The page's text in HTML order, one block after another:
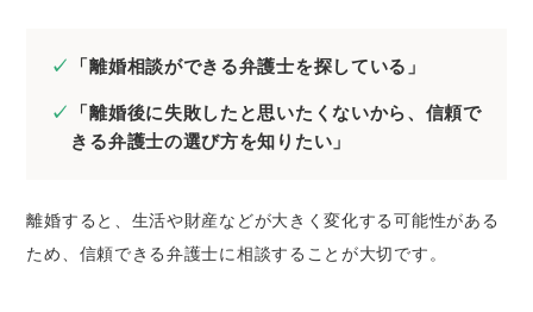
1.離婚分野に注力している
3.話しやすくて親身に相談に乗ってくれる弁
護士である
5.リスクやデメリットも説明してくれる
6.探偵など他の専門家との繋がりがある
「離婚相談ができる弁護士を探している」
「離婚後に失敗したと思いたくないから、信頼で
きる弁護士の選び方を知りたい」
離婚すると、生活や財産などが大きく変化する可能性がある
ため、信頼できる弁護士に相談することが大切です。